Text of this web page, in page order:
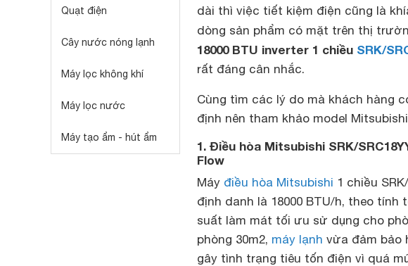
Quạt điện
Cây nước nóng lạnh
Máy lọc không khí
Máy lọc nước
Máy tạo ẩm - hút ẩm
dài thì việc tiết kiệm điện cũng là
dòng sản phẩm có mặt trên thị
18000 BTU inverter 1 chiều SRK/
rất đáng cân nhắc.
Cùng tìm các lý do mà khách hàng
định nên tham khảo model Mitsubishi
1. Điều hòa Mitsubishi SRK/
Flow
Máy điều hòa Mitsubishi 1 chiều
định danh là 18000 BTU/h, theo
suất làm mát tối ưu sử dụng cho
phòng 30m2, máy lạnh vừa đảm bảo
gây tình trạng tiêu tốn điện vì quá